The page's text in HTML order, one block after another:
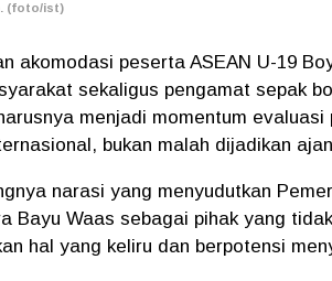
(foto/ist)
akomodasi peserta ASEAN U-19
sekaligus pengamat sepak
menjadi momentum evaluasi
bukan malah dijadikan
narasi yang menyudutkan
Bayu Waas sebagai pihak yang
hal yang keliru dan berpotensi